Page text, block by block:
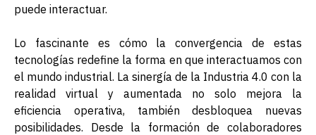
puede interactuar.
Lo fascinante es cómo la convergencia de estas
tecnologías redefine la forma en que interactuamos con
el mundo industrial. La sinergía de la Industria 4.0 con la
realidad virtual y aumentada no solo mejora la
eficiencia operativa, también desbloquea nuevas
posibilidades. Desde la formación de colaboradores